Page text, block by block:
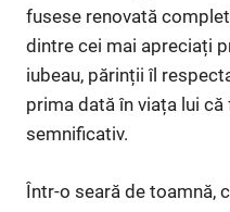
fusese renovată
dintre cei mai apreciați
iubeau, părinții îl
prima dată în viața lui
semnificativ.
Într-o seară de toamnă,